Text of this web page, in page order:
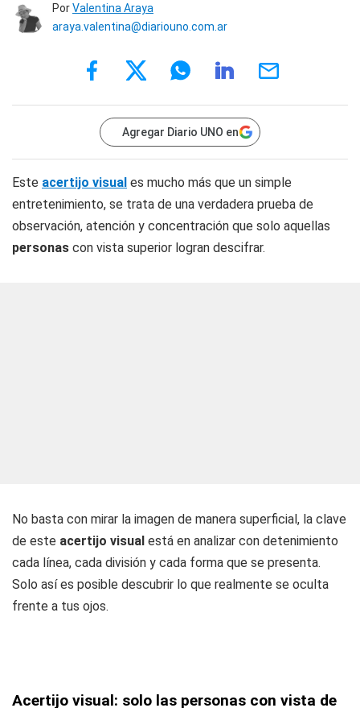
PorValentina Araya
araya.valentina@diariouno.com.ar
Agregar Diario UNO en
Este acertijo visual es mucho más que un simple
entretenimiento, se trata de una verdadera prueba de
observación, atención y concentración que solo aquellas
personas con vista superior logran descifrar.
No basta con mirar la imagen de manera superficial, la clave
de este acertijo visual está en analizar con detenimiento
cada línea, cada división y cada forma que se presenta.
Solo así es posible descubrir lo que realmente se oculta
frente a tus ojos.
Acertijo visual: solo las personas con vista de